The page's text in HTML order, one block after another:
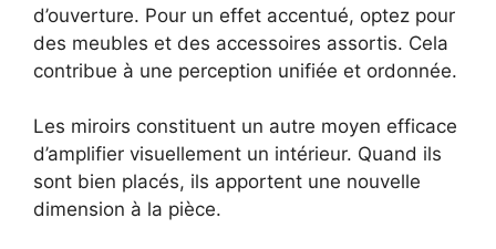
d’ouverture. Pour un effet accentué, optez pour
des meubles et des accessoires assortis. Cela
contribue à une perception unifiée et ordonnée.
Les miroirs constituent un autre moyen efficace
d’amplifier visuellement un intérieur. Quand ils
sont bien placés, ils apportent une nouvelle
dimension à la pièce.